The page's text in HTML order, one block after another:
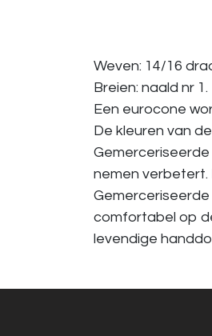
Weven: 14/16
Breien: naald nr 1.
Een eurocone
De kleuren van
nemen verbetert.
comfortabel op
levendige